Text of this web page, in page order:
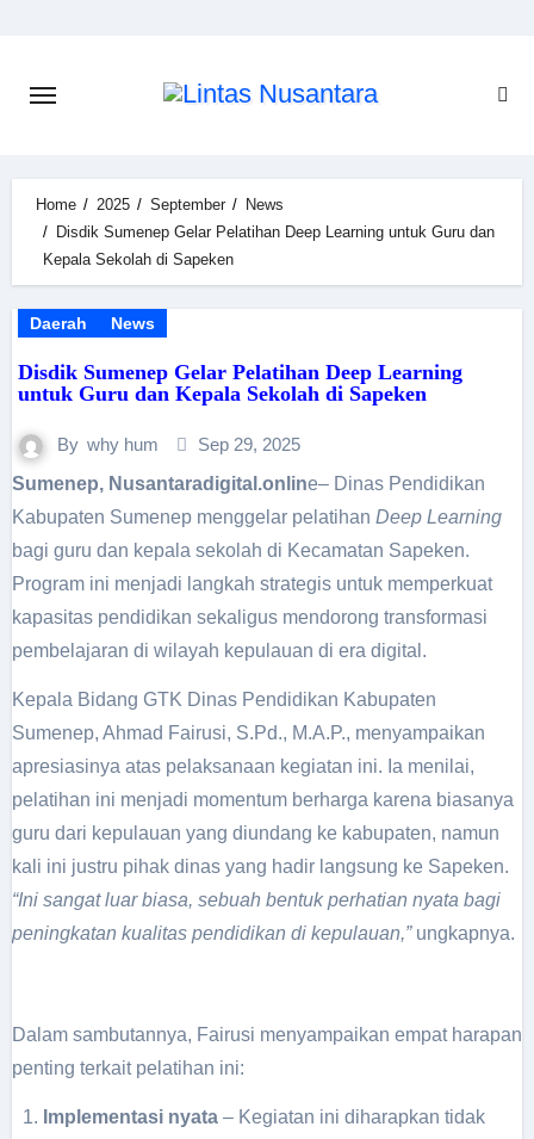
Home 2025 September
News
Disdik Sumenep Gelar Pelatihan Deep Learning untuk Guru dan
Kepala Sekolah di Sapeken
Daerah News
Disdik Sumenep Gelar Pelatihan Deep Learning
untuk Guru dan Kepala Sekolah di Sapeken
By why hum
Sep 29, 2025
Sumenep, Nusantaradigital.online– Dinas Pendidikan
Kabupaten Sumenep menggelar pelatihan Deep Learning
bagi guru dan kepala sekolah di Kecamatan Sapeken.
Program ini menjadi langkah strategis untuk memperkuat
kapasitas pendidikan sekaligus mendorong transformasi
pembelajaran di wilayah kepulauan di era digital.
Kepala Bidang GTK Dinas Pendidikan Kabupaten
Sumenep, Ahmad Fairusi, S.Pd., M.A.P., menyampaikan
apresiasinya atas pelaksanaan kegiatan ini. Ia menilai,
pelatihan ini menjadi momentum berharga karena biasanya
guru dari kepulauan yang diundang ke kabupaten, namun
kali ini justru pihak dinas yang hadir langsung ke Sapeken.
“Ini sangat luar biasa, sebuah bentuk perhatian nyata bagi
peningkatan kualitas pendidikan di kepulauan,”ungkapnya.
Dalam sambutannya, Fairusi menyampaikan empat harapan
penting terkait pelatihan ini:
Implementasi nyata– Kegiatan ini diharapkan tidak